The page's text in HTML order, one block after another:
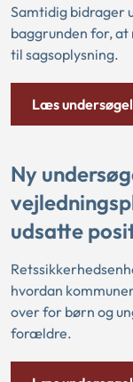
Samtidig bidrager
baggrunden for,
til sagsoplysning.
Læs
Ny
udsatte
hvordan
over for børn og
forældre.